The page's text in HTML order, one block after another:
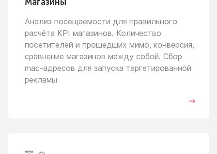
Анализ посещаемости для правильного
расчёта KPI магазинов. Количество
посетителей и прошедших мимо, конверсия,
сравнение магазинов между собой. Сбор
mac-адресов для запуска таргетированной
рекламы